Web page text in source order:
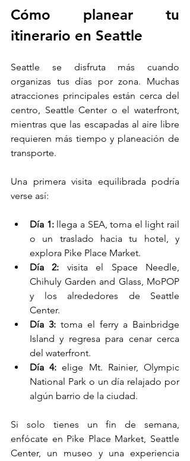
Cómo planear tu
itinerario en Seattle
Seattle se disfruta más cuando
organizas tus días por zona. Muchas
atracciones principales están cerca del
centro, Seattle Center o el waterfront,
mientras que las escapadas al aire libre
requieren más tiempo y planeación de
transporte.
Una primera visita equilibrada podría
verse así:
Día 1: llega a SEA, toma el light rail
o un traslado hacia tu hotel, y
explora Pike Place Market.
Día 2: visita el Space Needle,
Chihuly Garden and Glass, MoPOP
y los alrededores de Seattle
Center.
Día 3: toma el ferry a Bainbridge
Island y regresa para cenar cerca
del waterfront.
Día 4: elige Mt. Rainier, Olympic
National Park o un día relajado por
algún barrio de la ciudad.
Si solo tienes un fin de semana,
enfócate en Pike Place Market, Seattle
Center, un museo y una experiencia